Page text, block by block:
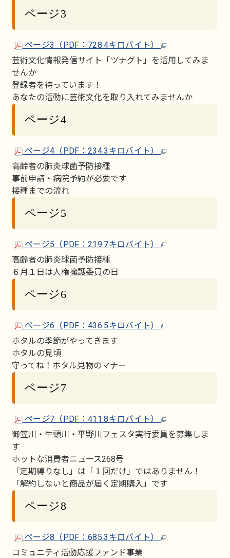
ページ3
ページ3（PDF：728.4キロバイト）
芸術文化情報発信サイト「ツナグト」を活用してみま
せんか
登録者を待っています！
あなたの活動に芸術文化を取り入れてみませんか
ページ4
ページ4（PDF：234.3キロバイト）
高齢者の肺炎球菌予防接種
事前申請・病院予約が必要です
接種までの流れ
ページ5
ページ5（PDF：219.7キロバイト）
高齢者の肺炎球菌予防接種
６月１日は人権擁護委員の日
ページ6
ページ6（PDF：436.5キロバイト）
ホタルの季節がやってきます
ホタルの見頃
守ってね！ホタル見物のマナー
ページ7
ページ7（PDF：411.8キロバイト）
御笠川・牛頸川・平野川フェスタ実行委員を募集しま
す
ホットな消費者ニュース268号
「定期縛りなし」は「１回だけ」ではありません！
「解約しないと商品が届く定期購入」です
ページ8
ページ8（PDF：685.3キロバイト）
コミュニティ活動応援ファンド事業